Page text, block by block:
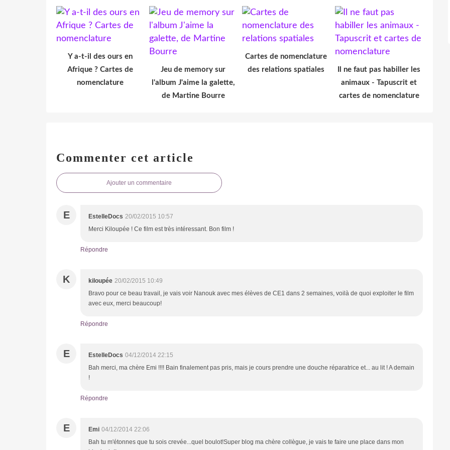
Y a-t-il des ours en
Afrique ? Cartes de
nomenclature
Jeu de memory sur
l'album J'aime la galette,
de Martine Bourre
Cartes de nomenclature
des relations spatiales
Il ne faut pas habiller les
animaux - Tapuscrit et
cartes de nomenclature
Commenter cet article
Ajouter un commentaire
E EstelleDocs 20/02/2015 10:57
Merci Kiloupée ! Ce film est très intéressant. Bon film !
Répondre
K kiloupée 20/02/2015 10:49
Bravo pour ce beau travail, je vais voir Nanouk avec mes élèves de CE1 dans 2 semaines, voilà de quoi exploiter le film
avec eux, merci beaucoup!
Répondre
E EstelleDocs 04/12/2014 22:15
Bah merci, ma chère Emi !!!! Bain finalement pas pris, mais je cours prendre une douche réparatrice et... au lit ! A demain
!
Répondre
E Emi 04/12/2014 22:06
Bah tu m'étonnes que tu sois crevée...quel boulot!Super blog ma chère collègue, je vais te faire une place dans mon